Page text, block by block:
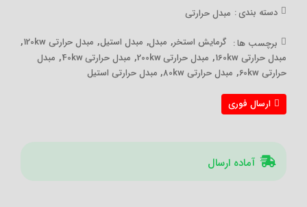
دسته بندی : مبدل حرارتی
برچسب ها : گرمایش استخر, مبدل, مبدل استیل, مبدل حرارتی 120kw ,
مبدل حرارتی 160kw , مبدل حرارتی 200kw , مبدل حرارتی 40kw , مبدل
حرارتی 60kw
, مبدل حرارتی 80kw , مبدل حرارتی استیل
ارسال فوری
آماده ارسال